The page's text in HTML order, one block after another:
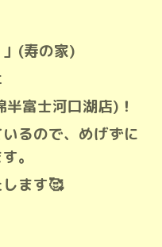
(寿の家)
半富士河口湖店)！
るので、めげずに
。
ます🥰